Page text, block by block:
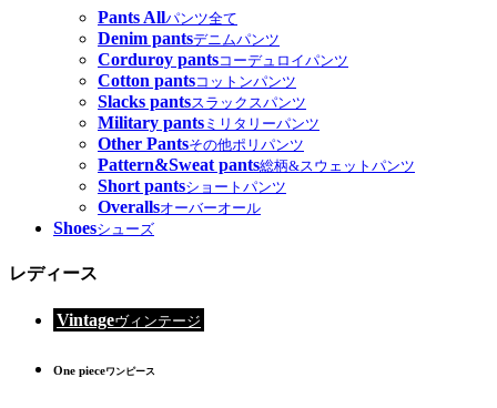
Pants Allパンツ全て
Denim pantsデニムパンツ
Corduroy pantsコーデュロイパンツ
Cotton pantsコットンパンツ
Slacks pantsスラックスパンツ
Military pants ミリタリーパンツ
Other Pantsその他ポリパンツ
Pattern&Sweat pants総柄&スウェットパンツ
Short pantsショートパンツ
Overallsオーバーオール
Shoesシューズ
レディース
Vintageヴィンテージ
One pieceワンピース